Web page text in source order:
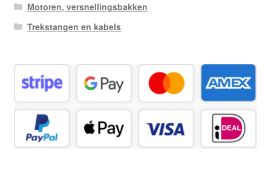
Motoren, versnellingsbakken
Trekstangen en kabels